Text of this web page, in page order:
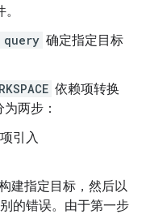
确定指定目标
依赖项转换
两步：
引入
建指定目标，然后以
的错误。由于第一步